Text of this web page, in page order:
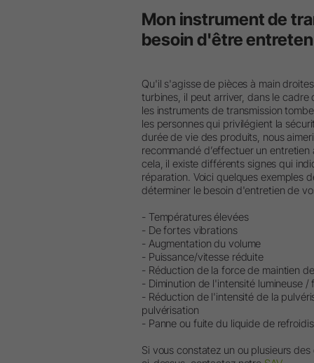
Mon instrument de
besoin d'être
Qu'il s'agisse de pièces à main
turbines, il peut arriver, dans le
les instruments de transmission
les personnes qui privilégient la
durée de vie des produits, nous
recommandé d’effectuer un
cela, il existe différents signes qui
réparation. Voici quelques exemples
déterminer le besoin d'entretien de
- Températures élevées
- De fortes vibrations
- Augmentation du volume
- Puissance/vitesse réduite
- Réduction de la force de maintien
- Diminution de l'intensité lumineuse
- Réduction de l'intensité de la
pulvérisation
- Panne ou fuite du liquide de
Si vous constatez un ou plusieurs